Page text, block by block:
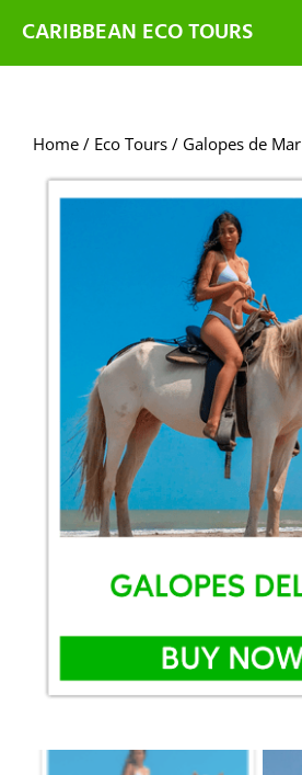
CARIBBEAN ECO TOURS
Home / Eco Tours / Galopes de Mar